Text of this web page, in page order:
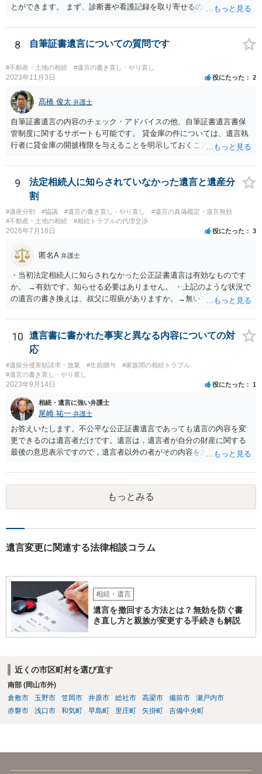
とができます。 まず、診断書や看護記録を取り寄せるのが重要となり
いと思います。
8 自筆証書遺言についての質問です
#不動産・土地の相続 #遺言の書き直し・やり直し
2023年11月3日 役にたった 2
髙橋 俊太 弁護士
自筆証書遺言の内容のチェック・アドバイスの他、自筆証書遺言書保
管制度に関するサポートも可能です。 貸金庫の件については、遺言執
行者に貸金庫の開披権限を与えることを明示しておくことでクリアで
9
法定相続人に知らされていなかった遺言と遺産分
割
#遺産分割 #協議 #遺言の書き直し・やり直し
#遺言の真偽鑑定・遺言無効
#不動産・土地の相続
#相続トラブルの代理交渉
2026年7月18日 役にたった 3
匿名A 弁護士
・当初法定相続人に知らされなかった公正証書遺言は有効なものです
か。 →有効です。知らせる必要はありません。 ・上記のような状況で
の遺言の書き換えは、叔父に瑕疵がありますか。→無いです。 ・分割
ますか。 →本人が自由に決められますので、どこが妥当とは言えない
です。客観的な基準もありません。 ・できれば穏やかに、分割を拒否
することはできますか。 →分割を拒否するということは、遺産はいら
ないということでしょうか。遺言で、受取を指定されててもいらない
と拒否することはできます。理由を説明する必要はありません。
10
遺言書に書かれた事実と異なる内容についての対
応
#遺留分侵害額請求・放棄 #生前贈与
#家族間の相続トラブル
#遺言の書き直し・やり直し
2023年9月14日 役にたった 1
相続・遺言に強い弁護士
尾崎 祐一 弁護士
お答えいたします。不公平な公正証書遺言であっても遺言の内容を変
更できるのは遺言者だけです。遺言は，遺言者が自分の財産に関する
最後の意思表示ですので，遺言者以外の者がその内容を左右させるこ
とはできないのです。
もっとみる
遺言変更に関連する法律相談コラム
相続・遺言
遺言を撤回する方法とは？無効を防ぐ書
き直し方と親族が変更する手続きも解説
近くの市区町村を選び直す
南部 (岡山市外)
倉敷市
玉野市 笠岡市 井原市 総社市 高梁市 備前市
瀬戸内市
赤磐市
浅口市 和気町 早島町 里庄町 矢掛町 吉備中央町